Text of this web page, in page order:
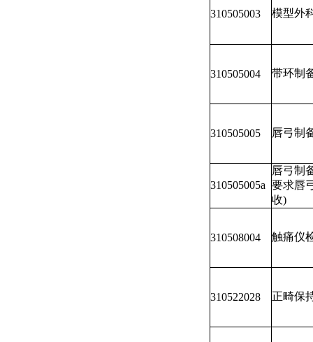
310505003 模型外
310505004 带环制
310505005 唇弓制
310505005a
唇弓制
要求唇
收)
310508004 触痛仪
310522028 正畸保